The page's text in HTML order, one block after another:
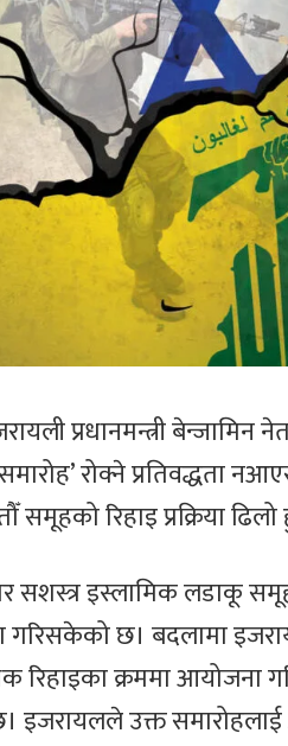
प्रधानमन्त्री बेन्जामिन
रोक्ने प्रतिवद्धता
समूहको रिहाइ प्रक्रिया
सशस्त्र इस्लामिक लडाकू
गरिसकेको छ। बदलामा
रिहाइका क्रममा आयोजना
इजरायलले उक्त